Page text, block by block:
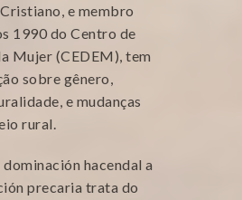
e membro
1990 do Centro de
Mujer (CEDEM), tem
sobre gênero,
e mudanças
rural.
hacendal a
precaria trata do